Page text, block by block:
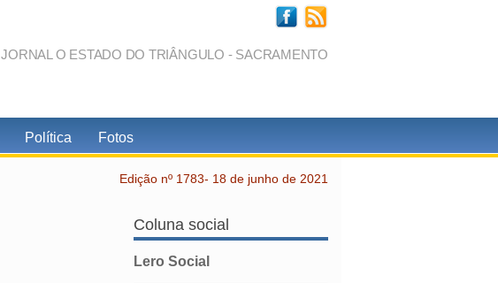
JORNAL O ESTADO DO TRIÂNGULO - SACRAMENTO
Política Fotos
Edição nº 1783- 18 de junho de 2021
Coluna social
Lero Social